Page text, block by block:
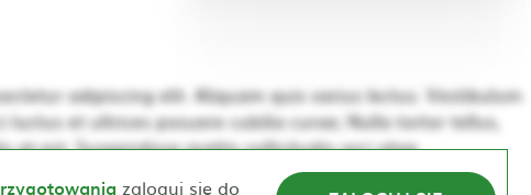
adipiscing elit. Aliquam quis varius lectus. Vestibulum
et ultrices posuere cubilia curae; Nulla tortor tellus,
at est. Suspendisse mattis sollicitudin orci vitae
posuere. Nulla elementum, ante sed tincidunt
zaloguj się do